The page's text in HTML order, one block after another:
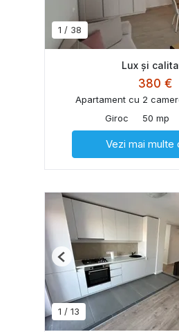
1 / 38
Lux și
380 €
Apartament cu 2
Giroc
50 mp
Vezi mai multe
1 / 13
Previous